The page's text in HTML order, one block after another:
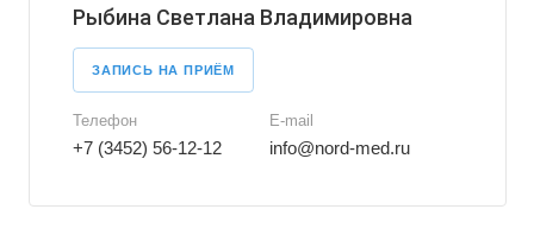
Рыбина Светлана Владимировна
ЗАПИСЬ НА ПРИЁМ
Телефон
+7 (3452) 56-12-12
E-mail
info@nord-med.ru